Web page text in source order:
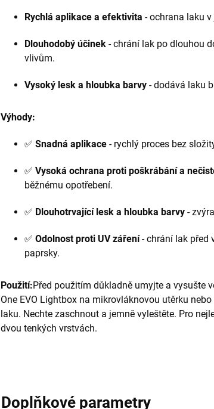
Rychlá aplikace a efektivita - ochrana laku
Dlouhodobý účinek - chrání lak po dlouhou
vlivům.
Vysoký lesk a hloubka barvy - dodává laku
Výhody:
✅ Snadná aplikace - rychlý proces bez
✅ Vysoká ochrana proti poškrábání a
běžnému opotřebení.
✅ Dlouhotrvající lesk a hloubka barvy -
✅ Odolnost proti UV záření- chrání lak před
paprsky.
Použití:Před použitím důkladně umyjte a vysušte
One EVO Lightbox na mikrovláknovou utěrku
laku. Nechte zaschnout a jemně vyleštěte. Pro
dvou tenkých vrstvách.
Doplňkové parametry